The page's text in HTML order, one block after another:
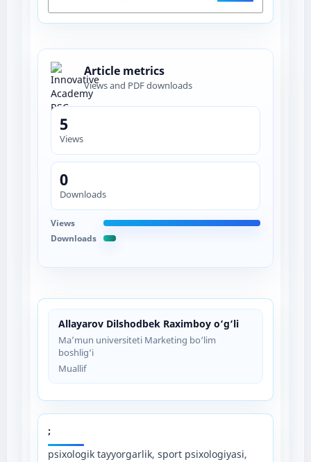
Allayarov Dilshodbek Raximboy o‘g‘li
Ma’mun universiteti Marketing bo‘lim
boshlig‘i
Muallif
;
psixologik tayyorgarlik, sport psixologiyasi,
Article metrics
Views and PDF downloads
5
Views
0
Downloads
Views
Downloads